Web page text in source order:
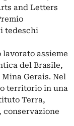
and Letters
tedeschi
lavorato assieme
del Brasile,
Gerais. Nel
territorio in una
Terra,